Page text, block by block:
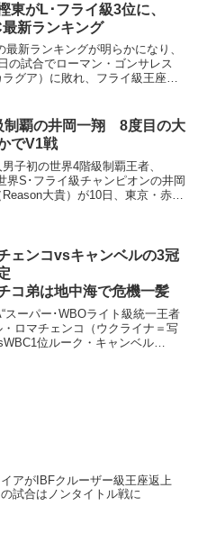
東がL･フライ級3位に、
新ランキング
最新ランキングが明らかになり、
の試合でローマン・ゴンサレス
ラグア）に敗れ、フライ級王座か
成したゴンサレスは月間MVPに選
。 日本...
制覇の井岡一翔 8度目の大
でV1戦
男子初の世界4階級制覇王者、
界S･フライ級チャンピオンの井岡
大貴）が10日、東京・赤坂
...ェンコvsキャンベルの3冠
コ弟は地中海で危機一髪
スーパー･WBOライト級統一王者
・ロマチェンコ（ウクライナ＝写
位ルーク・キャンベル
アがIBFクルーザー級王座返上
試合はノンタイトル戦に